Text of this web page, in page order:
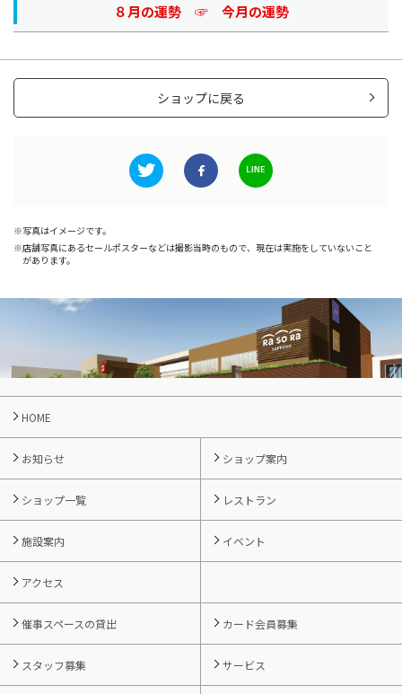
８月の運勢 ☞ 今月の運勢
ショップに戻る
写真はイメージです。
店舗写真にあるセールポスターなどは撮影当時のもので、現在は実施をしていないこと
があります。
HOME
お知らせ ショップ案内
ショップ一覧 レストラン
施設案内 イベント
アクセス
催事スペースの貸出 カード会員募集
スタッフ募集 サービス